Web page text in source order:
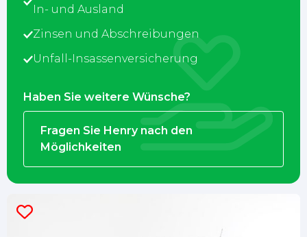
In- und Ausland
Zinsen und Abschreibungen
Unfall-Insassenversicherung
Haben Sie weitere Wünsche?
Fragen Sie Henry nach den
Möglichkeiten